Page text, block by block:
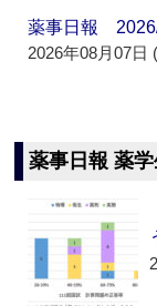
薬事日報
2026年08月07日
薬事日報 薬